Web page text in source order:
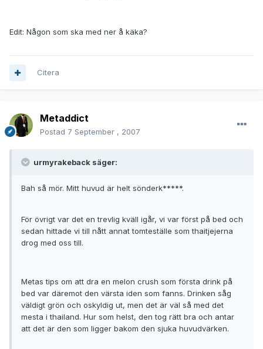
Edit: Någon som ska med ner å käka?
Citera
Metaddict
Postad 7 September , 2007
urmyrakeback säger:
Bah så mör. Mitt huvud är helt sönderk*****.
För övrigt var det en trevlig kväll igår, vi var först på bed och
sedan hittade vi till nått annat tomteställe som thaitjejerna
drog med oss till.
Metas tips om att dra en melon crush som första drink på
bed var däremot den värsta iden som fanns. Drinken såg
väldigt grön och oskyldig ut, men det är väl så med det
mesta i thailand. Hur som helst, den tog rätt bra och antar
att det är den som ligger bakom den sjuka huvudvärken.